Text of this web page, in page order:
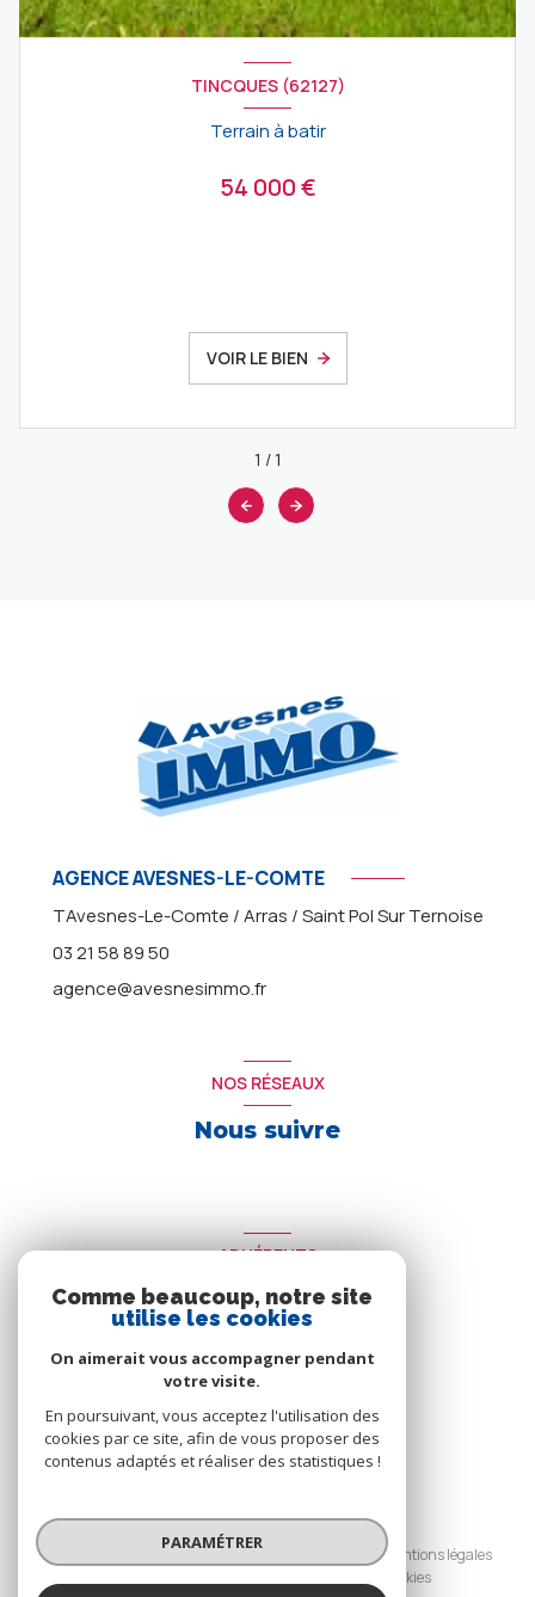
TINCQUES (62127)
Terrain à batir
54 000 €
VOIR LE BIEN
1 /1
AGENCE AVESNES-LE-COMTE
TAvesnes-Le-Comte / Arras / Saint Pol Sur Ternoise
03 21 58 89 50
agence@avesnesimmo.fr
NOS RÉSEAUX
Nous suivre
ADHÉRENTS
Nous adhérons
© 2026 | Tous droits réservés
Nos honoraires
Nos partenaires
Mentions légales
Cookies
Comme beaucoup, notre site
utilise les cookies
On aimerait vous accompagner pendant
votre visite.
En poursuivant, vous acceptez l'utilisation des
cookies par ce site, afin de vous proposer des
contenus adaptés et réaliser des statistiques !
PARAMÉTRER